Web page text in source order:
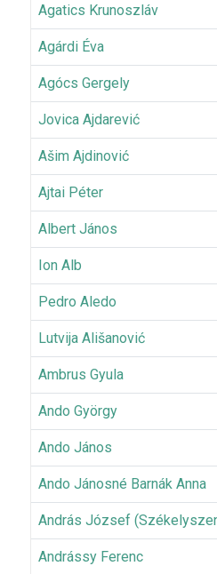
Agatics Krunoszláv
Agárdi Éva
Agócs Gergely
Jovica Ajdarević
Ašim Ajdinović
Ajtai Péter
Albert János
Ion Alb
Pedro Aledo
Lutvija Ališanović
Ambrus Gyula
Ando György
Ando János
Ando Jánosné Barnák Anna
András József
Andrássy Ferenc